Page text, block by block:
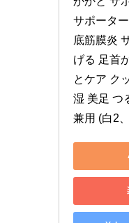
サポータ
底筋膜炎
げる 足首
とケア ク
湿 美足 つ
兼用 (白2